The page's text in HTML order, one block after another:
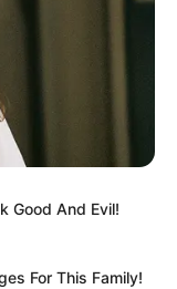
Good And Evil!
For This Family!